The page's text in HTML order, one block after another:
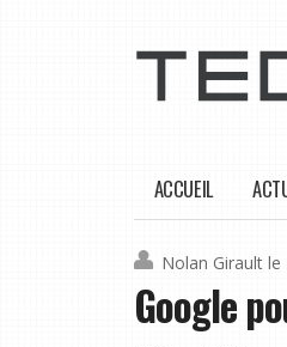
ACCUEIL
Nolan Girault le
Google